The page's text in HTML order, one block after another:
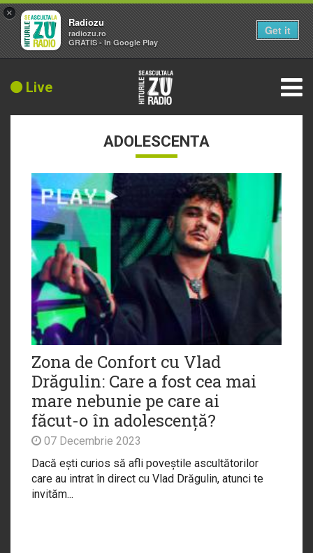
Live
ADOLESCENTA
Zona de Confort cu Vlad
Drăgulin: Care a fost cea mai
mare nebunie pe care ai
făcut-o în adolescență?
07 Decembrie 2023
Dacă ești curios să afli poveștile ascultătorilor
care au intrat în direct cu Vlad Drăgulin, atunci te
invităm...
×
Radiozu
radiozu.ro
GRATIS - In Google Play
Get it